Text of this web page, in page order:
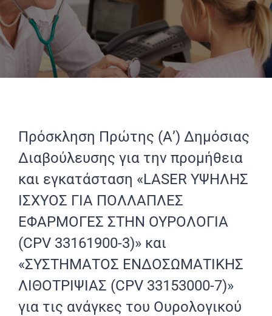
Πρόσκληση Πρώτης (Α’) Δημόσιας
Διαβούλευσης για την προμήθεια
και εγκατάσταση «LASER ΥΨΗΛΗΣ
ΙΣΧΥΟΣ ΓΙΑ ΠΟΛΛΑΠΛΕΣ
ΕΦΑΡΜΟΓΕΣ ΣΤΗΝ ΟΥΡΟΛΟΓΙΑ
(CPV 33161900-3)» και
«ΣΥΣΤΗΜΑΤΟΣ ΕΝΔΟΣΩΜΑΤΙΚΗΣ
ΛΙΘΟΤΡΙΨΙΑΣ (CPV 33153000-7)»
για τις ανάγκες του Ουρολογικού